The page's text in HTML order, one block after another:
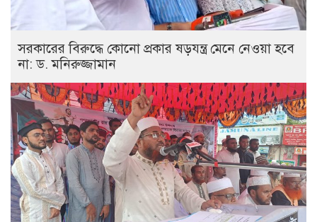
সরকারের বিরুদ্ধে কোনো প্রকার ষড়যন্ত্র মেনে নেওয়া হবে
না: ড. মনিরুজ্জামান